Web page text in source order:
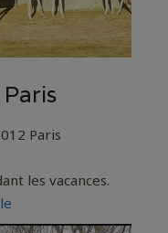
Paris
les vacances.